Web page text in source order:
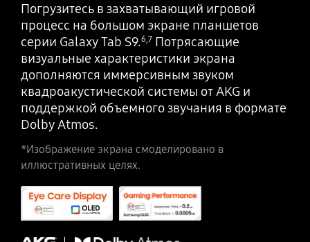
Погрузитесь в захватывающий игровой
процесс на большом экране планшетов
серии Galaxy Tab S9.6,7Потрясающие
визуальные характеристики экрана
дополняются иммерсивным звуком
квадроакустической системы от AKG и
поддержкой объемного звучания в формате
Dolby Atmos.
*Изображение экрана смоделировано в
иллюстративных целях.